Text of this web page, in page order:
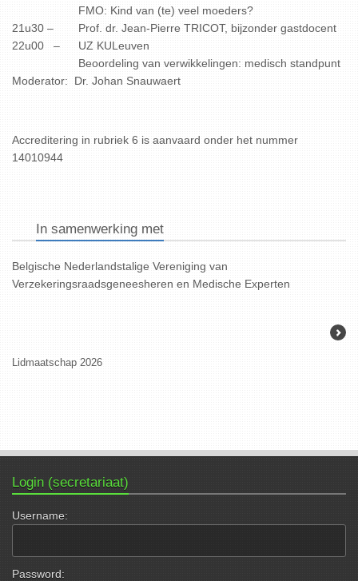
FMO: Kind van (te) veel moeders?
21u30 –
22u00 –
Prof. dr. Jean-Pierre TRICOT, bijzonder gastdocent
UZ KULeuven
Beoordeling van verwikkelingen: medisch standpunt
Moderator: Dr. Johan Snauwaert
Accreditering in rubriek 6 is aanvaard onder het nummer
14010944
In samenwerking met
Belgische Nederlandstalige Vereniging van
Verzekeringsraadsgeneesheren en Medische Experten
Lidmaatschap 2026
Login (secretariaat)
Username:
Password: